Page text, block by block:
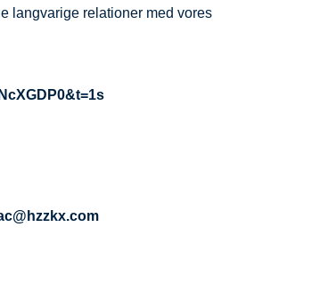
langvarige relationer med vores